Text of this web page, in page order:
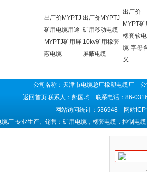
出厂价MYPTJ
矿用电缆用途
MYPTJ矿用屏
蔽电缆
出厂价MYPTJ
矿用移动电缆
10kv矿用橡套
屏蔽电缆
出厂价
MYPT矿
橡套软电
缆-字母
义
公司名称：天津市电缆总厂橡塑电缆厂
返回首页联系人：郝国均 联系电话：86-
网站访问统计：536948 网站ICP
厂 专业生产、销售：矿用电缆，橡套电缆，控制电